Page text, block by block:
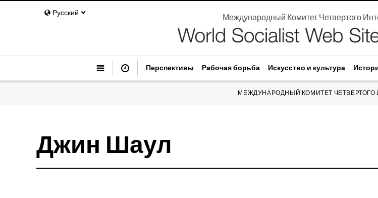
Русский Международный Комитет Четвертого
Перспективы Рабочая борьба Искусство и культура
МЕЖДУНАРОДНЫЙ КОМИТЕТ
Джин Шаул